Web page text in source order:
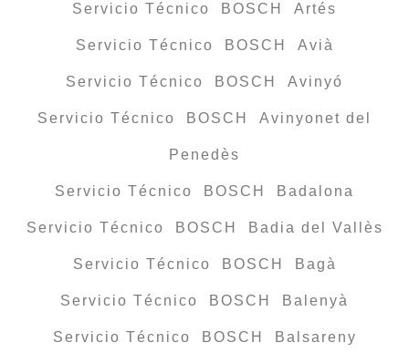
Servicio Técnico BOSCH Artés
Servicio Técnico BOSCH Avià
Servicio Técnico BOSCH Avinyó
Servicio Técnico BOSCH Avinyonet del
Penedès
Servicio Técnico BOSCH Badalona
Servicio Técnico BOSCH Badia del Vallès
Servicio Técnico BOSCH Bagà
Servicio Técnico BOSCH Balenyà
Servicio Técnico BOSCH Balsareny